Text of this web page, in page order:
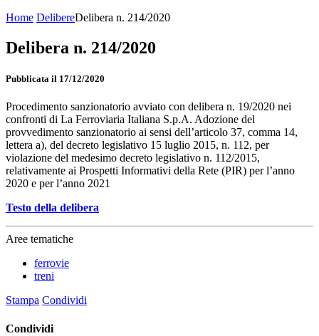
Home DelibereDelibera n. 214/2020
Delibera n. 214/2020
Pubblicata il 17/12/2020
Procedimento sanzionatorio avviato con delibera n. 19/2020 nei
confronti di La Ferroviaria Italiana S.p.A. Adozione del
provvedimento sanzionatorio ai sensi dell’articolo 37, comma 14,
lettera a), del decreto legislativo 15 luglio 2015, n. 112, per
violazione del medesimo decreto legislativo n. 112/2015,
relativamente ai Prospetti Informativi della Rete (PIR) per l’anno
2020 e per l’anno 2021
Testo della delibera
Aree tematiche
ferrovie
treni
Stampa Condividi
Condividi